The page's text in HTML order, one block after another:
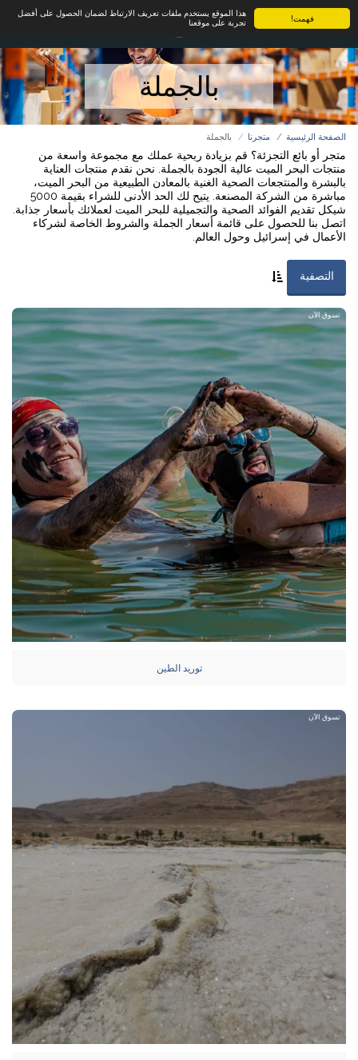
فهمت!
هذا الموقع يستخدم ملفات تعريف الارتباط لضمان الحصول على أفضل
تجربة على موقعنا
بالجملة
الصفحة الرئيسية متجرنا بالجملة
متجر أو بائع التجزئة؟ قم بزيادة ربحية عملك مع مجموعة واسعة من
منتجات البحر الميت عالية الجودة بالجملة. نحن نقدم منتجات العناية
بالبشرة والمنتجعات الصحية الغنية بالمعادن الطبيعية من البحر الميت،
مباشرة من الشركة المصنعة. يتيح لك الحد الأدنى للشراء بقيمة 5000
شيكل تقديم الفوائد الصحية والتجميلية للبحر الميت لعملائك بأسعار جذابة.
اتصل بنا للحصول على قائمة أسعار الجملة والشروط الخاصة لشركاء
الأعمال في إسرائيل وحول العالم.
التصفية
تسوق الآن
توريد الطين
تسوق الآن